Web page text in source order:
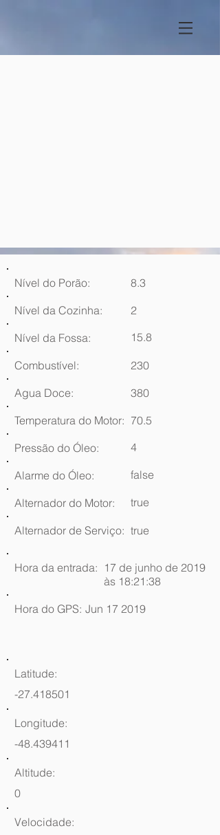
Nível do Porão:
8.3
Nível da Cozinha:
2
Nível da Fossa:
15.8
Combustível:
230
Agua Doce:
380
Temperatura do Motor: 70.5
Pressão do Óleo:
4
Alarme do Óleo: false
Alternador do Motor: true
Alternador de Serviço: true
Hora da entrada: 17 de junho de 2019
às 18:21:38
Hora do GPS: Jun 17 2019
Latitude:
-27.418501
Longitude:
-48.439411
Altitude:
0
Velocidade: